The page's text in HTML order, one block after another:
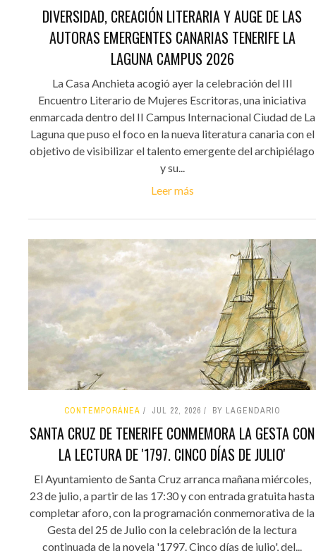
DIVERSIDAD, CREACIÓN LITERARIA Y AUGE DE LAS
AUTORAS EMERGENTES CANARIAS TENERIFE LA
LAGUNA CAMPUS 2026
La Casa Anchieta acogió ayer la celebración del III
Encuentro Literario de Mujeres Escritoras, una iniciativa
enmarcada dentro del II Campus Internacional Ciudad de La
Laguna que puso el foco en la nueva literatura canaria con el
objetivo de visibilizar el talento emergente del archipiélago
y su...
Leer más
CONTEMPORÁNEA JUL 22, 2026 BY LAGENDARIO
SANTA CRUZ DE TENERIFE CONMEMORA LA GESTA CON
LA LECTURA DE '1797. CINCO DÍAS DE JULIO'
El Ayuntamiento de Santa Cruz arranca mañana miércoles,
23 de julio, a partir de las 17:30 y con entrada gratuita hasta
completar aforo, con la programación conmemorativa de la
Gesta del 25 de Julio con la celebración de la lectura
continuada de la novela '1797. Cinco días de julio', del...